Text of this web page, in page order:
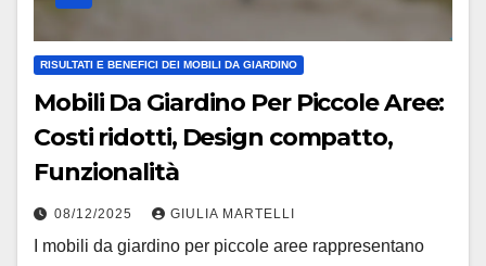
RISULTATI E BENEFICI DEI MOBILI DA GIARDINO
Mobili Da Giardino Per Piccole Aree:
Costi ridotti, Design compatto,
Funzionalità
08/12/2025 GIULIA MARTELLI
I mobili da giardino per piccole aree rappresentano